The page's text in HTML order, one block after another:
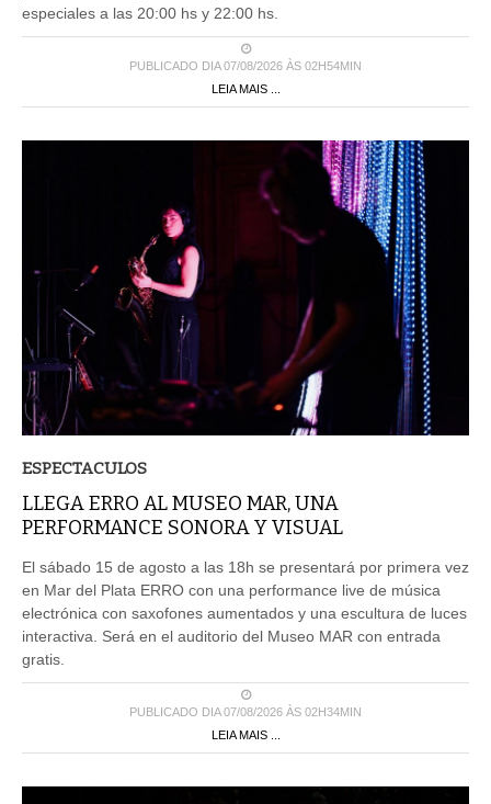
especiales a las 20:00 hs y 22:00 hs.
PUBLICADO DIA 07/08/2026 ÀS 02H54MIN
LEIA MAIS ...
ESPECTACULOS
LLEGA ERRO AL MUSEO MAR, UNA
PERFORMANCE SONORA Y VISUAL
El sábado 15 de agosto a las 18h se presentará por primera vez
en Mar del Plata ERRO con una performance live de música
electrónica con saxofones aumentados y una escultura de luces
interactiva. Será en el auditorio del Museo MAR con entrada
gratis.
PUBLICADO DIA 07/08/2026 ÀS 02H34MIN
LEIA MAIS ...